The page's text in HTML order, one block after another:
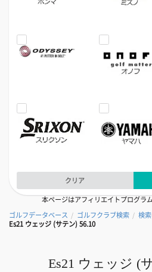
クリア
本ページはアフィリエイトプログラ
ゴルフデータベース / ゴルフクラブ検索 / 検
Es21 ウェッジ (サテン) 56.10
Es21 ウェッジ (